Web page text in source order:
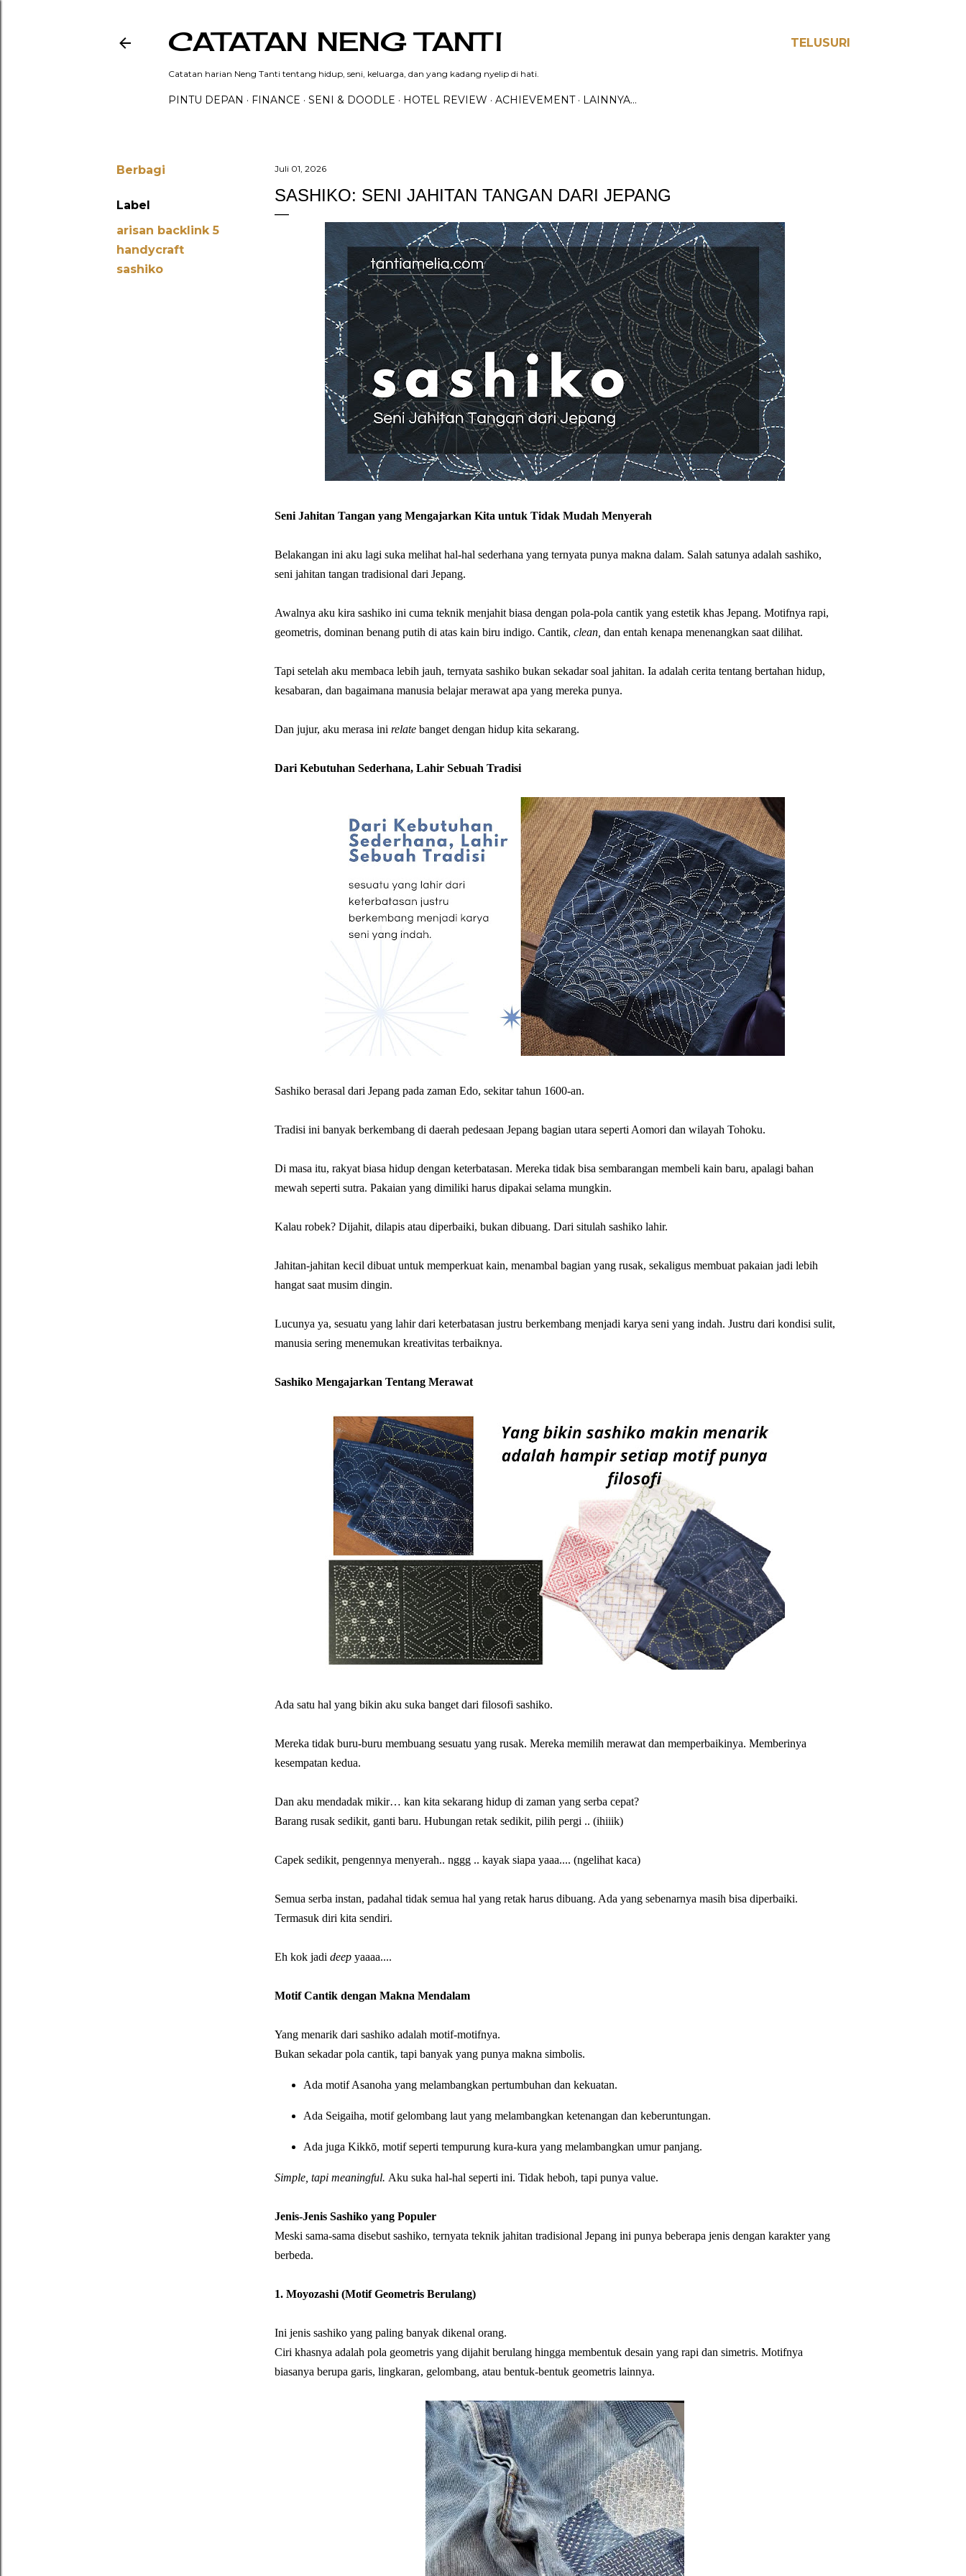
TELUSURI
CATATAN NENG TANTI
Catatan harian Neng Tanti tentang hidup, seni, keluarga, dan yang kadang nyelip di hati.
PINTU DEPAN FINANCE SENI & DOODLE HOTEL REVIEW ACHIEVEMENT LAINNYA…
Berbagi
Label
arisan backlink 5
handycraft
sashiko
Juli 01, 2026
SASHIKO: SENI JAHITAN TANGAN DARI JEPANG
Seni Jahitan Tangan yang Mengajarkan Kita untuk Tidak Mudah Menyerah
Belakangan ini aku lagi suka melihat hal-hal sederhana yang ternyata punya makna dalam. Salah satunya adalah sashiko,
seni jahitan tangan tradisional dari Jepang.
Awalnya aku kira sashiko ini cuma teknik menjahit biasa dengan pola-pola cantik yang estetik khas Jepang. Motifnya rapi,
geometris, dominan benang putih di atas kain biru indigo. Cantik, clean, dan entah kenapa menenangkan saat dilihat.
Tapi setelah aku membaca lebih jauh, ternyata sashiko bukan sekadar soal jahitan. Ia adalah cerita tentang bertahan hidup,
kesabaran, dan bagaimana manusia belajar merawat apa yang mereka punya.
Dan jujur, aku merasa ini relatebanget dengan hidup kita sekarang.
Dari Kebutuhan Sederhana, Lahir Sebuah Tradisi
Sashiko berasal dari Jepang pada zaman Edo, sekitar tahun 1600-an.
Tradisi ini banyak berkembang di daerah pedesaan Jepang bagian utara seperti Aomori dan wilayah Tohoku.
Di masa itu, rakyat biasa hidup dengan keterbatasan. Mereka tidak bisa sembarangan membeli kain baru, apalagi bahan
mewah seperti sutra. Pakaian yang dimiliki harus dipakai selama mungkin.
Kalau robek? Dijahit, dilapis atau diperbaiki, bukan dibuang. Dari situlah sashiko lahir.
Jahitan-jahitan kecil dibuat untuk memperkuat kain, menambal bagian yang rusak, sekaligus membuat pakaian jadi lebih
hangat saat musim dingin.
Lucunya ya, sesuatu yang lahir dari keterbatasan justru berkembang menjadi karya seni yang indah. Justru dari kondisi sulit,
manusia sering menemukan kreativitas terbaiknya.
Sashiko Mengajarkan Tentang Merawat
Ada satu hal yang bikin aku suka banget dari filosofi sashiko.
Mereka tidak buru-buru membuang sesuatu yang rusak. Mereka memilih merawat dan memperbaikinya. Memberinya
kesempatan kedua.
Dan aku mendadak mikir… kan kita sekarang hidup di zaman yang serba cepat?
Barang rusak sedikit, ganti baru. Hubungan retak sedikit, pilih pergi .. (ihiiik)
Capek sedikit, pengennya menyerah.. nggg .. kayak siapa yaaa.... (ngelihat kaca)
Semua serba instan, padahal tidak semua hal yang retak harus dibuang. Ada yang sebenarnya masih bisa diperbaiki.
Termasuk diri kita sendiri.
Eh kok jadi deepyaaaa....
Motif Cantik dengan Makna Mendalam
Yang menarik dari sashiko adalah motif-motifnya.
Bukan sekadar pola cantik, tapi banyak yang punya makna simbolis.
Ada motif Asanoha yang melambangkan pertumbuhan dan kekuatan.
Ada Seigaiha, motif gelombang laut yang melambangkan ketenangan dan keberuntungan.
Ada juga Kikkō, motif seperti tempurung kura-kura yang melambangkan umur panjang.
Simple, tapi meaningful. Aku suka hal-hal seperti ini. Tidak heboh, tapi punya value.
Jenis-Jenis Sashiko yang Populer
Meski sama-sama disebut sashiko, ternyata teknik jahitan tradisional Jepang ini punya beberapa jenis dengan karakter yang
berbeda.
1. Moyozashi (Motif Geometris Berulang)
Ini jenis sashiko yang paling banyak dikenal orang.
Ciri khasnya adalah pola geometris yang dijahit berulang hingga membentuk desain yang rapi dan simetris. Motifnya
biasanya berupa garis, lingkaran, gelombang, atau bentuk-bentuk geometris lainnya.